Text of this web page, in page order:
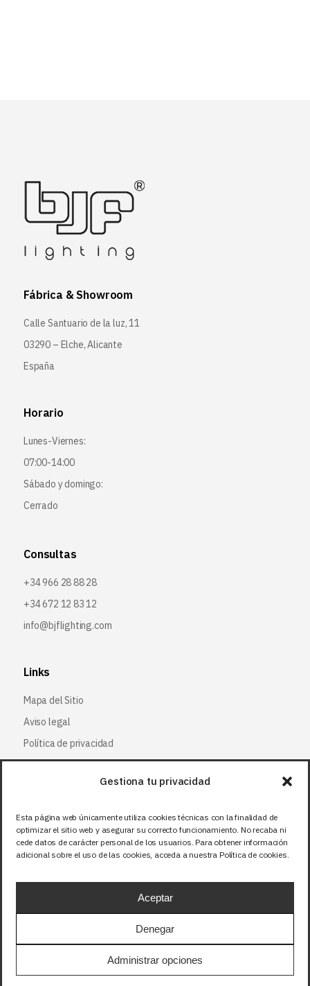
Gestiona tu privacidad
Esta página web únicamente utiliza cookies técnicas con la finalidad de
optimizar el sitio web y asegurar su correcto funcionamiento. No recaba ni
cede datos de carácter personal de los usuarios. Para obtener información
adicional sobre el uso de las cookies, acceda a nuestra Política de cookies.
Aceptar
Denegar
Administrar opciones
Fábrica & Showroom
Calle Santuario de la luz, 11
03290 – Elche, Alicante
España
Horario
Lunes-Viernes:
07:00-14:00
Sábado y domingo:
Cerrado
Consultas
+34 966 28 88 28
+34 672 12 83 12
info@bjflighting.com
Links
Mapa del Sitio
Aviso legal
Política de privacidad
Política de cookies
Síguenos
Facebook
X (Twitter)
Instagram
Precios sin IVA (21%). Tasa RAEE incluida en
aquellos productos que corresponda.